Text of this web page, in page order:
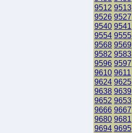
9512 9513
9526 9527
9540 9541
9554 9555
9568 9569
9582 9583
9596 9597
9610 9611
9624 9625
9638 9639
9652 9653
9666 9667
9680 9681
9694 9695